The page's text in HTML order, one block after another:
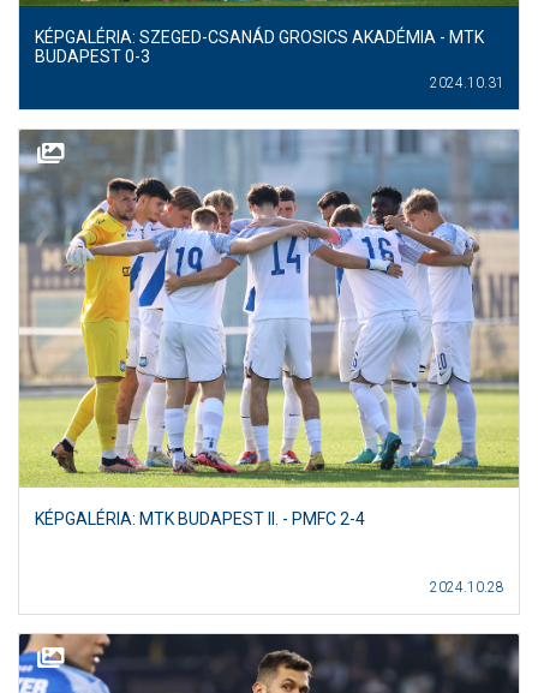
KÉPGALÉRIA: SZEGED-CSANÁD GROSICS AKADÉMIA - MTK
BUDAPEST 0-3
2024.10.31
KÉPGALÉRIA: MTK BUDAPEST II. - PMFC 2-4
2024.10.28